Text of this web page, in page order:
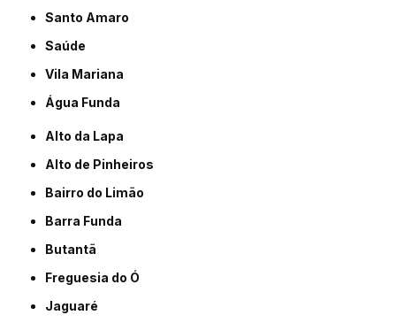
Santo Amaro
Saúde
Vila Mariana
Água Funda
Alto da Lapa
Alto de Pinheiros
Bairro do Limão
Barra Funda
Butantã
Freguesia do Ó
Jaguaré